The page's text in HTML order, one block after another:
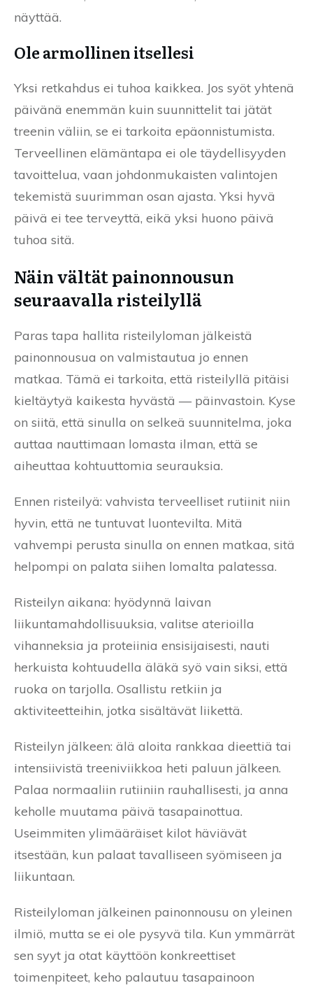
näyttää.
Ole armollinen itsellesi
Yksi retkahdus ei tuhoa kaikkea. Jos syöt yhtenä
päivänä enemmän kuin suunnittelit tai jätät
treenin väliin, se ei tarkoita epäonnistumista.
Terveellinen elämäntapa ei ole täydellisyyden
tavoittelua, vaan johdonmukaisten valintojen
tekemistä suurimman osan ajasta. Yksi hyvä
päivä ei tee terveyttä, eikä yksi huono päivä
tuhoa sitä.
Näin vältät painonnousun
seuraavalla risteilyllä
Paras tapa hallita risteilyloman jälkeistä
painonnousua on valmistautua jo ennen
matkaa. Tämä ei tarkoita, että risteilyllä pitäisi
kieltäytyä kaikesta hyvästä — päinvastoin. Kyse
on siitä, että sinulla on selkeä suunnitelma, joka
auttaa nauttimaan lomasta ilman, että se
aiheuttaa kohtuuttomia seurauksia.
Ennen risteilyä: vahvista terveelliset rutiinit niin
hyvin, että ne tuntuvat luontevilta. Mitä
vahvempi perusta sinulla on ennen matkaa, sitä
helpompi on palata siihen lomalta palatessa.
Risteilyn aikana: hyödynnä laivan
liikuntamahdollisuuksia, valitse aterioilla
vihanneksia ja proteiinia ensisijaisesti, nauti
herkuista kohtuudella äläkä syö vain siksi, että
ruoka on tarjolla. Osallistu retkiin ja
aktiviteetteihin, jotka sisältävät liikettä.
Risteilyn jälkeen: älä aloita rankkaa dieettiä tai
intensiivistä treeniviikkoa heti paluun jälkeen.
Palaa normaaliin rutiiniin rauhallisesti, ja anna
keholle muutama päivä tasapainottua.
Useimmiten ylimääräiset kilot häviävät
itsestään, kun palaat tavalliseen syömiseen ja
liikuntaan.
Risteilyloman jälkeinen painonnousu on yleinen
ilmiö, mutta se ei ole pysyvä tila. Kun ymmärrät
sen syyt ja otat käyttöön konkreettiset
toimenpiteet, keho palautuu tasapainoon